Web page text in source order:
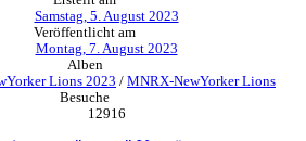
Samstag, 5. August 2023
Veröffentlicht am
Montag, 7. August 2023
Alben
Lions 2023 / MNRX-NewYorker Lions
Besuche
12916